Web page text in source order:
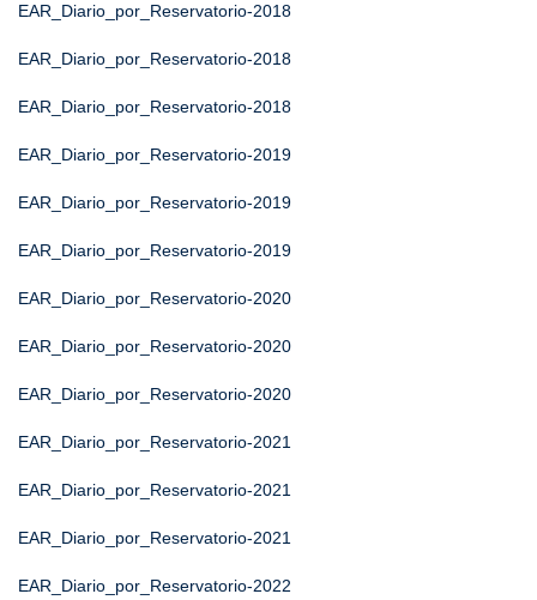
EAR_Diario_por_Reservatorio-2018
EAR_Diario_por_Reservatorio-2018
EAR_Diario_por_Reservatorio-2018
EAR_Diario_por_Reservatorio-2019
EAR_Diario_por_Reservatorio-2019
EAR_Diario_por_Reservatorio-2019
EAR_Diario_por_Reservatorio-2020
EAR_Diario_por_Reservatorio-2020
EAR_Diario_por_Reservatorio-2020
EAR_Diario_por_Reservatorio-2021
EAR_Diario_por_Reservatorio-2021
EAR_Diario_por_Reservatorio-2021
EAR_Diario_por_Reservatorio-2022